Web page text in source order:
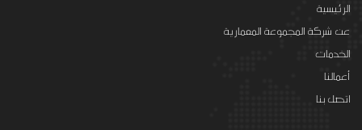
الرئيسية
عن شركة المجموعة المعمارية
الخدمات
أعمالنا
اتصل بنا